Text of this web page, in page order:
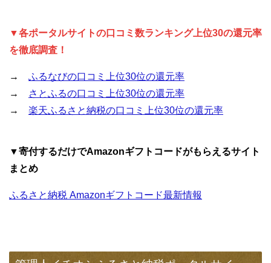
▼各ポータルサイトの口コミ数ランキング上位30の還元率
を徹底調査！
→ ふるなびの口コミ上位30位の還元率
→
さとふるの口コミ上位30位の還元率
→ 楽天ふるさと納税の口コミ上位30位の還元率
▼寄付するだけでAmazonギフトコードがもらえるサイト
まとめ
ふるさと納税 Amazonギフトコード最新情報